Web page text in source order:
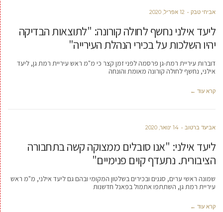
אביחי טבק 12 אפריל, 2020
ליעד אילני נחשף לחולה קורונה: "לתוצאות הבדיקה
יהיו השלכות על בכירי הנהלת העירייה"
דוברות עיריית רמת-גן פרסמה לפני זמן קצר כי מ"מ ראש עיריית רמת גן, ליעד
אילני, נחשף לחולה קורונה מאומת והונחה
קרא עוד ←
אביעד ברטוב 14 ינואר, 2020
ליעד אילני: "אנו סובלים ממצוקה קשה בתחבורה
הציבורית. נתעדף קוים פנימיים"
שמונה ראשי ערים, סגנים ובכירים בשלטון המקומי ובהם גם ליעד אילני, מ"מ ראש
עיריית רמת גן, השתתפו אתמול בפאנל חדשנות
קרא עוד ←